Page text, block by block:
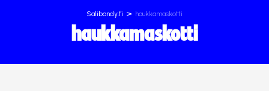
Salibandy.fi > haukkamaskotti
haukkamaskotti